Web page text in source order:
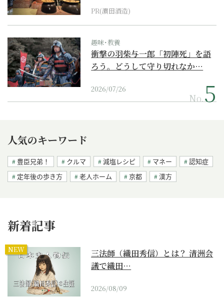
PR(濵田酒造)
趣味･教養
衝撃の羽柴与一郎「初陣死」を語
ろう。どうして守り切れなか…
2026/07/26
No.
人気のキーワード
豊臣兄弟！ クルマ 減塩レシピ マネー
認知症
定年後の歩き方
老人ホーム 京都 漢方
新着記事
NEW
三法師（織田秀信）とは？ 清洲会
議で織田…
2026/08/09